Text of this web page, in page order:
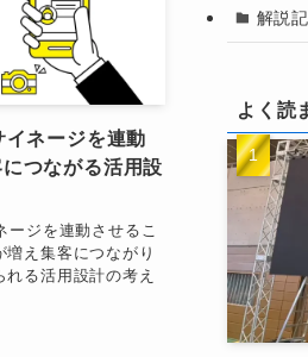
ネージを連動
つながる活用設
ージを連動させるこ
え集客につながり
る活用設計の考え
解説
よく読